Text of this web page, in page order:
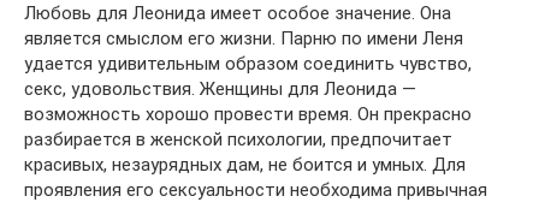
Любовь для Леонида имеет особое значение. Она
является смыслом его жизни. Парню по имени Леня
удается удивительным образом соединить чувство,
секс, удовольствия. Женщины для Леонида —
возможность хорошо провести время. Он прекрасно
разбирается в женской психологии, предпочитает
красивых, незаурядных дам, не боится и умных. Для
проявления его сексуальности необходима привычная